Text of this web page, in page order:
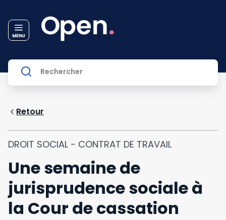
Retour
DROIT SOCIAL - CONTRAT DE TRAVAIL
Une semaine de
jurisprudence sociale à
la Cour de cassation